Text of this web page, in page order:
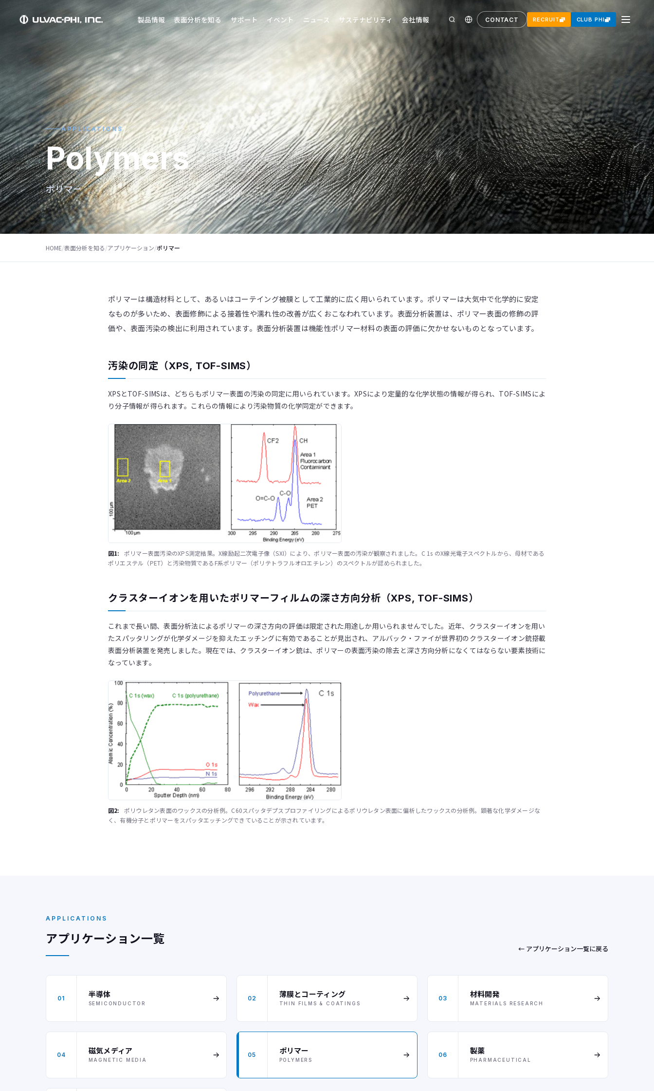
製品情報 表面分析を知る サポート イベント ニュース サステナビリティ 会社情報 CONTACT RECRUIT CLUB PHI
APPLICATIONS
Polymers
ポリマー
HOME/表面分析を知る/アプリケーション/ポリマー
ポリマーは構造材料として、あるいはコーテイング被膜として工業的に広く用いられています。ポリマーは大気中で化学的に安定
なものが多いため、表面修飾による接着性や濡れ性の改善が広くおこなわれています。表面分析装置は、ポリマー表面の修飾の評
価や、表面汚染の検出に利用されています。表面分析装置は機能性ポリマー材料の表面の評価に欠かせないものとなっています。
汚染の同定（XPS, TOF-SIMS）
XPSとTOF-SIMSは、どちらもポリマー表面の汚染の同定に用いられています。XPSにより定量的な化学状態の情報が得られ、TOF-SIMSによ
り分子情報が得られます。これらの情報により汚染物質の化学同定ができます。
図1:
ポリマー表面汚染のXPS測定結果。X線励起二次電子像（SXI）により、ポリマー表面の汚染が観察されました。C 1s のX線光電子スペクトルから、母材である
ポリエステル（PET）と汚染物質であるF系ポリマー（ポリテトラフルオロエチレン）のスペクトルが認められました。
クラスターイオンを用いたポリマーフィルムの深さ方向分析（XPS, TOF-SIMS）
これまで長い間、表面分析法によるポリマーの深さ方向の評価は限定された用途しか用いられませんでした。近年、クラスターイオンを用い
たスパッタリングが化学ダメージを抑えたエッチングに有効であることが見出され、アルバック・ファイが世界初のクラスターイオン銃搭載
表面分析装置を発売しました。現在では、クラスターイオン銃は、ポリマーの表面汚染の除去と深さ方向分析になくてはならない要素技術に
なっています。
図2:
ポリウレタン表面のワックスの分析例。C60スパッタデプスプロファイリングによるポリウレタン表面に偏析したワックスの分析例。顕著な化学ダメージな
く、有機分子とポリマーをスパッタエッチングできていることが示されています。
APPLICATIONS
アプリケーション一覧
← アプリケーション一覧に戻る
01 半導体
SEMICONDUCTOR
02 薄膜とコーティング
THIN FILMS & COATINGS
03 材料開発
MATERIALS RESEARCH
04 磁気メディア
MAGNETIC MEDIA
05 ポリマー
POLYMERS
06 製薬
PHARMACEUTICAL